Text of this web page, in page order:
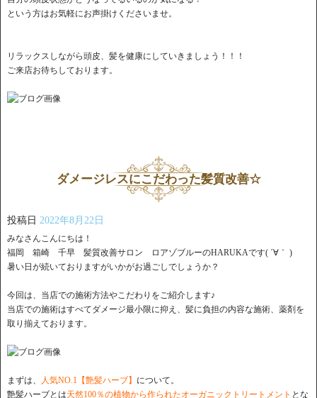
という方はお気軽にお声掛けくださいませ。
リラックスしながら頭皮、髪を健康にしていきましょう！！！
ご来店お待ちしております。
ダメージレスにこだわった髪質改善☆
投稿日 2022年8月22日
みなさんこんにちは！
福岡 箱崎 千早 髪質改善サロン ロアゾブルーのHARUKAです( ´∀｀ )
暑い日が続いておりますがいかがお過ごしでしょうか？
今回は、当店での施術方法やこだわりをご紹介します♪
当店での施術はすべてダメージ最小限に抑え、髪に負担の内容な施術、薬剤を
取り揃えております。
まずは、 人気NO.1【艶髪ハーブ】 について。
艶髪ハーブとは天然100％の植物から作られたオーガニックトリートメント とな